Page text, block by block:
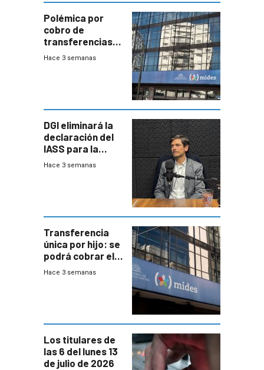
Polémica por
cobro de
transferencias
del Mides en
Hace 3 semanas
DGI eliminará la
declaración del
IASS para la
mayoría de los
Hace 3 semanas
Transferencia
única por hijo: se
podrá cobrar el
100% en efectivo
Hace 3 semanas
Los titulares de
las 6 del lunes 13
de julio de 2026